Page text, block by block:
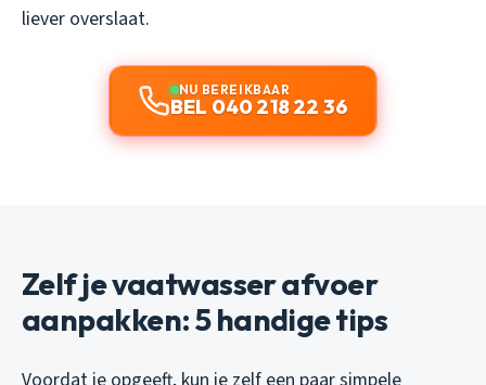
liever overslaat.
NU BEREIKBAAR
BEL 040 218 22 36
Zelf je vaatwasser afvoer
aanpakken: 5 handige tips